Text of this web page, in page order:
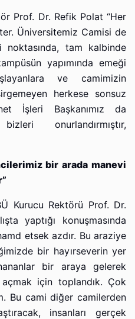
Prof. Dr. Refik Polat “Her
Üniversitemiz Camisi de
noktasında, tam kalbinde
yapımında emeği
ve camimizin
herkese sonsuz
İşleri Başkanımız da
onurlandırmıştır,
bir arada manevi
Kurucu Rektörü Prof. Dr.
yaptığı konuşmasında
etsek azdır. Bu araziye
bir hayırseverin yer
bir araya gelerek
için toplandık. Çok
Bu cami diğer camilerden
insanları gerçek